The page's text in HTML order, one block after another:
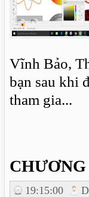
Vĩnh Bảo,
bạn sau khi
tham gia...
19:15:00